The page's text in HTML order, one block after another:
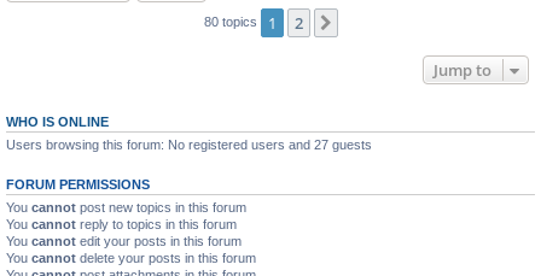
80 topics 1 2
Jump to
WHO IS ONLINE
Users browsing this forum: No registered users and 27 guests
FORUM PERMISSIONS
You cannot post new topics in this forum
You cannot reply to topics in this forum
You cannot edit your posts in this forum
You cannot delete your posts in this forum